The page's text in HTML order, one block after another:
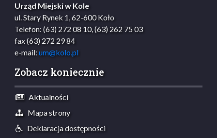
Urząd Miejski w Kole
ul. Stary Rynek 1, 62-600 Koło
Telefon: (63) 272 08 10, (63) 262 75 03
fax (63) 272 29 84
e-mail: um@kolo.pl
Zobacz koniecznie
Aktualności
Mapa strony
Deklaracja dostępności